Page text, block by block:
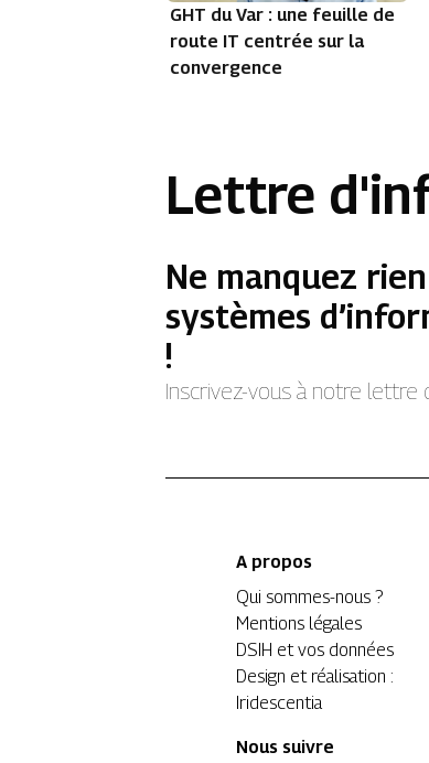
GHT du Var : une feuille de
route IT centrée sur la
convergence
Lettre
Ne manquez
systèmes
!
Inscrivez-vous à notre lettre
A propos
Qui sommes-nous ?
Mentions légales
DSIH et vos données
Design et réalisation :
Iridescentia
Nous suivre